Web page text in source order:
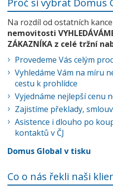
Proč si vybrat Domus
Na rozdíl od ostatních
nemovitosti
ZÁKAZNÍKA z celé tržní
Provedeme Vás celým
Vyhledáme Vám na míru
cestu k prohlídce
Vyjednáme nejlepší cenu
Zajistíme překlady,
Asistence i dlouho po
kontaktů v ČJ
Domus Global v tisku
Co o nás řekli naši